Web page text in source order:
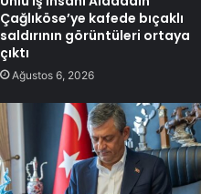
Çağlıköse’ye kafede bıçaklı
saldırının görüntüleri ortaya
çıktı
Ağustos 6, 2026